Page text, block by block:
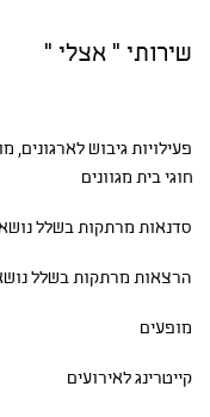
שירותי " אצלי "
פעילויות גיבושלארגונים,
חוגי בית מגוונים
סדנאות מרתקות בשלל
הרצאות מרתקות בשלל
מופעים
קייטרינג לאירועים